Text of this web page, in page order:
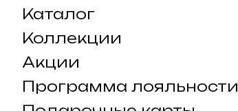
Каталог
Коллекции
Акции
Программа лояльности